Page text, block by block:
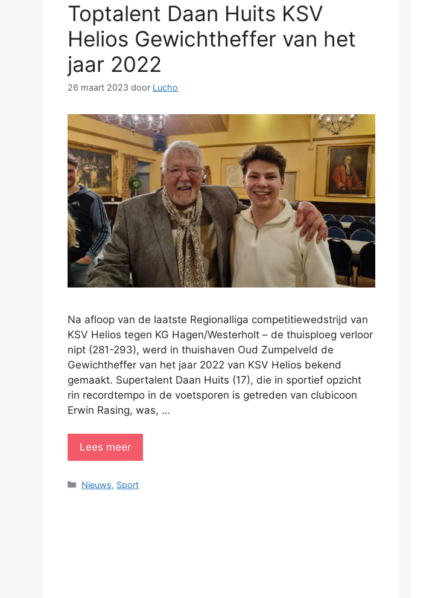
Toptalent Daan Huits KSV
Helios Gewichtheffer van het
jaar 2022
26 maart 2023 door Lucho
Na afloop van de laatste Regionalliga competitiewedstrijd van
KSV Helios tegen KG Hagen/Westerholt – de thuisploeg verloor
nipt (281-293), werd in thuishaven Oud Zumpelveld de
Gewichtheffer van het jaar 2022 van KSV Helios bekend
gemaakt. Supertalent Daan Huits (17), die in sportief opzicht
rin recordtempo in de voetsporen is getreden van clubicoon
Erwin Rasing, was, …
Lees meer
Categorieën
Nieuws, Sport